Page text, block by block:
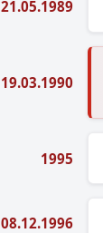
21.05.1989
19.03.1990
1995
08.12.1996